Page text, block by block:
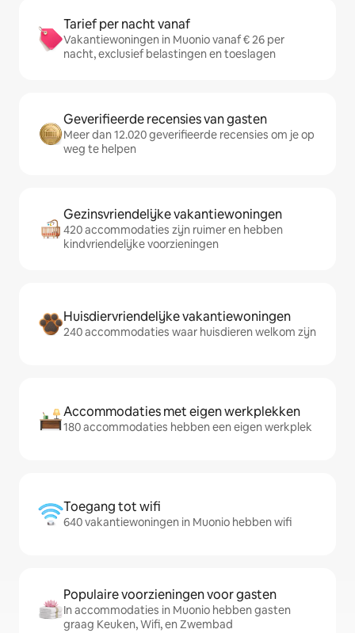
Tarief per nacht vanaf
Vakantiewoningen in Muonio vanaf € 26 per
nacht, exclusief belastingen en toeslagen
Geverifieerde recensies van gasten
Meer dan 12.020 geverifieerde recensies om je op
weg te helpen
Gezinsvriendelijke vakantiewoningen
420 accommodaties zijn ruimer en hebben
kindvriendelijke voorzieningen
Huisdiervriendelijke vakantiewoningen
240 accommodaties waar huisdieren welkom zijn
Accommodaties met eigen werkplekken
180 accommodaties hebben een eigen werkplek
Toegang tot wifi
640 vakantiewoningen in Muonio hebben wifi
Populaire voorzieningen voor gasten
In accommodaties in Muonio hebben gasten
graag Keuken, Wifi, en Zwembad